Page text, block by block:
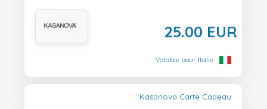
25.00 EUR
Valable pour Italie
Kasanova Carte Cadeau